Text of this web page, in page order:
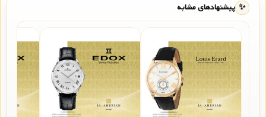
✨ پیشنهادهای مشابه